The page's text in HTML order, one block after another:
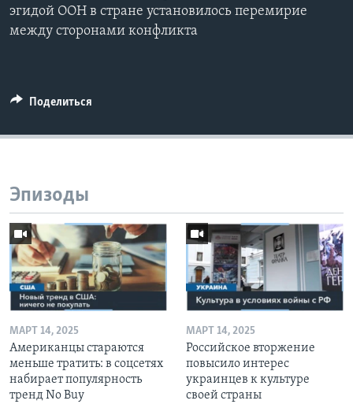
эгидой ООН в стране установилось перемирие
между сторонами конфликта
Поделиться
Эпизоды
МАРТ 14, 2025
Американцы стараются
меньше тратить: в соцсетях
набирает популярность
тренд No Buy
МАРТ 14, 2025
Российское вторжение
повысило интерес
украинцев к культуре
своей страны